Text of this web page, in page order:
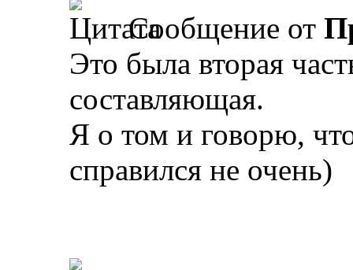
Сообщение от
Это была вторая
составляющая.
Я о том и говорю,
справился не очень)